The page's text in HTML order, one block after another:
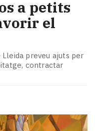
a petits
el
preveu ajuts per
contractar